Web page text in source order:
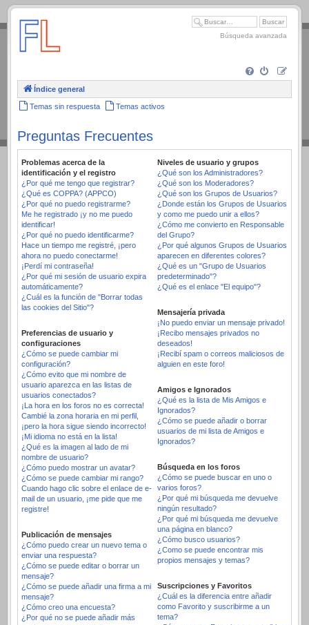
.
Búsqueda avanzada
Índice general
Temas sin respuesta Temas activos
Preguntas Frecuentes
Problemas acerca de la
identificación y el registro
¿Por qué me tengo que registrar?
¿Qué es COPPA? (APPCO)
¿Por qué no puedo registrarme?
Me he registrado ¡y no me puedo
identificar!
¿Por qué no puedo identificarme?
Hace un tiempo me registré, ¡pero
ahora no puedo conectarme!
¡Perdí mi contraseña!
¿Por qué mi sesión de usuario expira
automáticamente?
¿Cuál es la función de "Borrar todas
las cookies del Sitio"?
Preferencias de usuario y
configuraciones
¿Cómo se puede cambiar mi
configuración?
¿Cómo evito que mi nombre de
usuario aparezca en las listas de
usuarios conectados?
¡La hora en los foros no es correcta!
Cambié la zona horaria en mi perfil,
¡pero la hora sigue siendo incorrecto!
¡Mi idioma no está en la lista!
¿Qué es la imagen al lado de mi
nombre de usuario?
¿Cómo puedo mostrar un avatar?
¿Cómo se puede cambiar mi rango?
Cuando hago clic sobre el enlace de e-
mail de un usuario, ¡me pide que me
registre!
Publicación de mensajes
¿Cómo puedo crear un nuevo tema o
enviar una respuesta?
¿Cómo se puede editar o borrar un
mensaje?
¿Cómo se puede añadir una firma a mi
mensaje?
¿Cómo creo una encuesta?
¿Por qué no se puede añadir más
Niveles de usuario y grupos
¿Qué son los Administradores?
¿Qué son los Moderadores?
¿Qué son los Grupos de Usuarios?
¿Donde están los Grupos de Usuarios
y como me puedo unir a ellos?
¿Cómo me convierto en Responsable
del Grupo?
¿Por qué algunos Grupos de Usuarios
aparecen en diferentes colores?
¿Qué es un "Grupo de Usuarios
predeterminado"?
¿Qué es el enlace "El equipo"?
Mensajería privada
¡No puedo enviar un mensaje privado!
¡Recibo mensajes privados no
deseados!
¡Recibí spam o correos maliciosos de
alguien en este foro!
Amigos e Ignorados
¿Qué es la lista de Mis Amigos e
Ignorados?
¿Cómo se puede añadir o borrar
usuarios de mi lista de Amigos e
Ignorados?
Búsqueda en los foros
¿Cómo se puede buscar en uno o
varios foros?
¿Por qué mi búsqueda me devuelve
ningún resultado?
¿Por qué mi búsqueda me devuelve
una página en blanco?
¿Cómo busco usuarios?
¿Como se puede encontrar mis
propios mensajes y temas?
Suscripciones y Favoritos
¿Cuál es la diferencia entre añadir
como Favorito y suscribirme a un
tema?